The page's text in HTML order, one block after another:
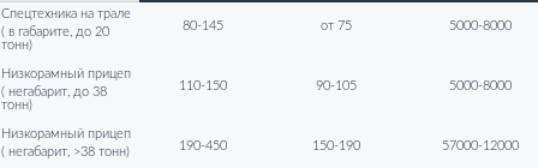
Спецтехника на трале
( в габарите, до 20
тонн)
80-145 от 75 5000-8000
Низкорамный прицеп
( негабарит, до 38
тонн)
110-150 90-105 5000-8000
Низкорамный прицеп
( негабарит, >38 тонн)
190-450 150-190 57000-12000